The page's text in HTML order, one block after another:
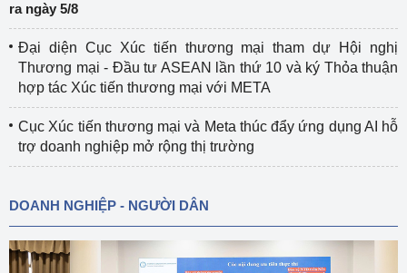
ra ngày 5/8
Đại diện Cục Xúc tiến thương mại tham dự Hội nghị
Thương mại - Đầu tư ASEAN lần thứ 10 và ký Thỏa thuận
hợp tác Xúc tiến thương mại với META
Cục Xúc tiến thương mại và Meta thúc đẩy ứng dụng AI hỗ
trợ doanh nghiệp mở rộng thị trường
DOANH NGHIỆP - NGƯỜI DÂN